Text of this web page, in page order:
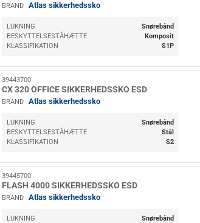
BRAND Atlas sikkerhedssko
LUKNING
Snørebånd
BESKYTTELSESTÅHÆTTE
Komposit
KLASSIFIKATION
S1P
39443700
CX 320 OFFICE SIKKERHEDSSKO ESD
BRAND Atlas sikkerhedssko
LUKNING
Snørebånd
BESKYTTELSESTÅHÆTTE
Stål
KLASSIFIKATION
S2
39445700
FLASH 4000 SIKKERHEDSSKO ESD
BRAND Atlas sikkerhedssko
LUKNING
Snørebånd